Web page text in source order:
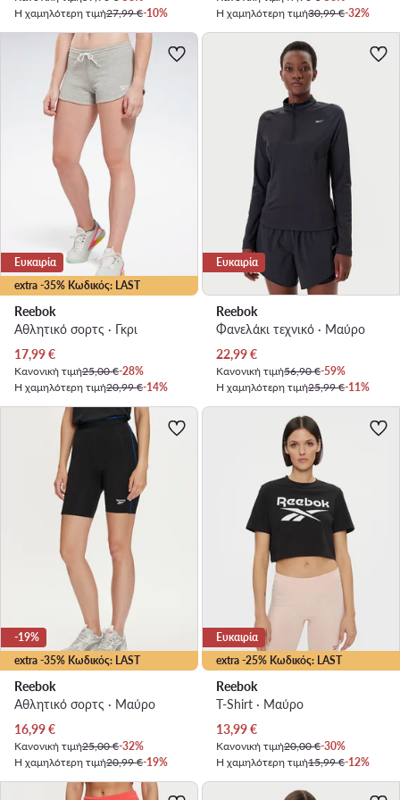
Η χαμηλότερη τιμή27,99 €-10%
Η χαμηλότερη τιμή30,99 €-32%
extra -35% Κωδικός: LAST
Ευκαιρία
Reebok
Αθλητικό σορτς · Γκρι
Τρέχουσα τιμή
17,99€
Κανονική τιμή25,00 €-28%
Η χαμηλότερη τιμή20,99 €-14%
Ευκαιρία
Reebok
Φανελάκι τεχνικό · Μαύρο
Τρέχουσα τιμή
22,99€
Κανονική τιμή56,90 €-59%
Η χαμηλότερη τιμή25,99 €-11%
extra -35% Κωδικός: LAST
-19%
Reebok
Αθλητικό σορτς · Μαύρο
Τρέχουσα τιμή
16,99€
Κανονική τιμή25,00 €-32%
Η χαμηλότερη τιμή20,99 €-19%
extra -25% Κωδικός: LAST
Ευκαιρία
Reebok
T-Shirt · Μαύρο
Τρέχουσα τιμή
13,99€
Κανονική τιμή20,00 €-30%
Η χαμηλότερη τιμή15,99 €-12%